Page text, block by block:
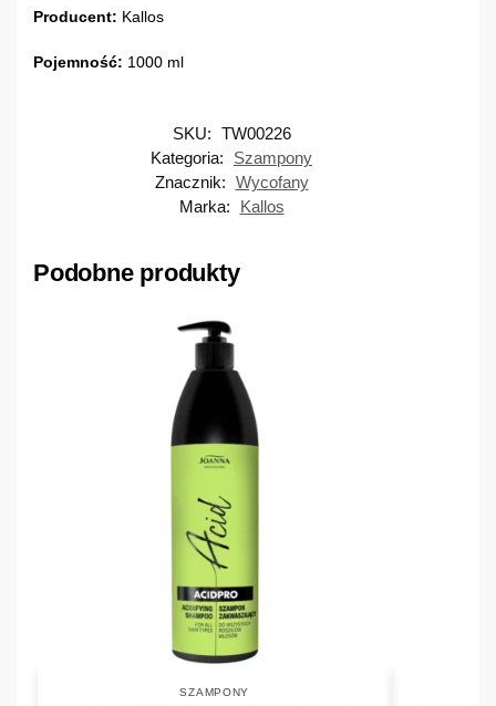
Producent: Kallos
Pojemność: 1000 ml
SKU: TW00226
Kategoria:
Szampony
Znacznik: Wycofany
Marka:
Kallos
Podobne produkty
SZAMPONY